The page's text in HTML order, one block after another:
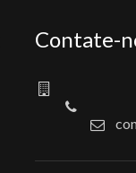
Contate-